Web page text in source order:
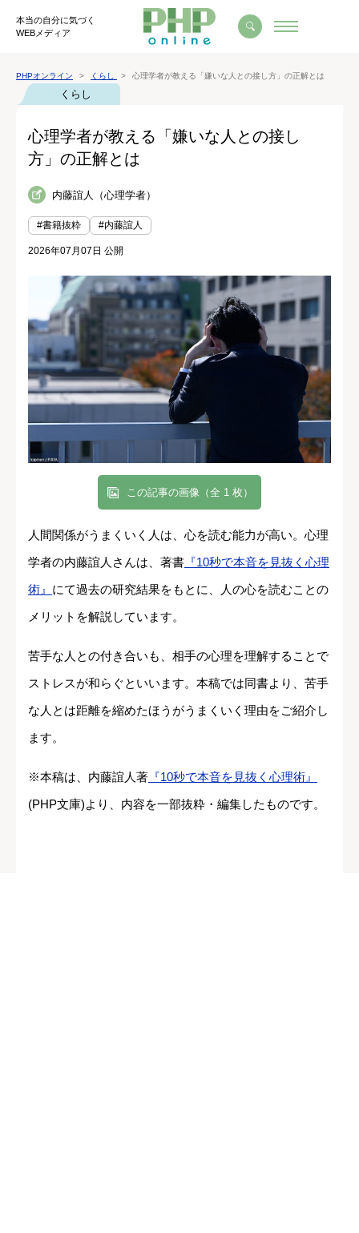
本当の自分に気づく
WEBメディア
PHPオンライン くらし 心理学者が教える「嫌いな人との接し方」の正解とは
くらし
心理学者が教える「嫌いな人との接し
方」の正解とは
内藤誼人（心理学者）
#書籍抜粋 #内藤誼人
2026年07月07日 公開
この記事の画像（全 1 枚）
人間関係がうまくいく人は、心を読む能力が高い。心理
学者の内藤誼人さんは、著書 『10秒で本音を見抜く心理
術』 にて過去の研究結果をもとに、人の心を読むことの
メリットを解説しています。
苦手な人との付き合いも、相手の心理を理解することで
ストレスが和らぐといいます。本稿では同書より、苦手
な人とは距離を縮めたほうがうまくいく理由をご紹介し
ます。
※本稿は、内藤誼人著 『10秒で本音を見抜く心理術』
(PHP文庫)より、内容を一部抜粋・編集したものです。